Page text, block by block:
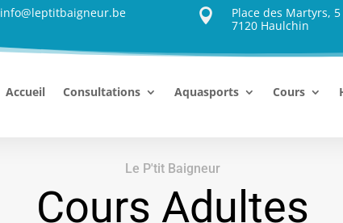
info@leptitbaigneur.be 
Place des Martyrs, 5
7120 Haulchin
Accueil Consultations Aquasports Cours
Le P'tit Baigneur
Cours Adultes